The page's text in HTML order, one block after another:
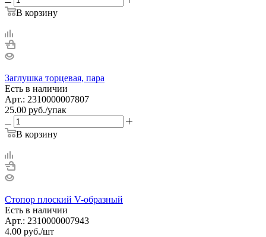
В корзину
Заглушка торцевая, пара
Есть в наличии
Арт.: 2310000007807
25.00 руб./упак
В корзину
Стопор плоский V-образный
Есть в наличии
Арт.: 2310000007943
4.00 руб./шт